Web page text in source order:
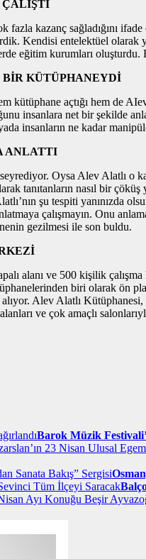
ÇALIŞTI
fazla kazanç sağladığını
Kendisi entelektüel olarak
eğitim kurumları
KÜTÜPHANEYDİ
açtığı hem de
insanlara net bir şekilde
insanların ne kadar
ANLATTI
Oysa Alev Alatlı o
tanıtanların nasıl bir
şu tespiti yanınızda
çalışmayın. Onu
gezilmesi ile son buldu.
alanı ve 500 kişilik
biri olarak ön
Alev Alatlı
ve çok amaçlı
Barok Müzik